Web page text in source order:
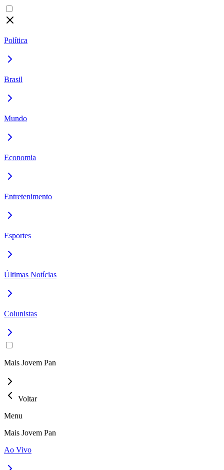
Política
Brasil
Mundo
Economia
Entretenimento
Esportes
Últimas Notícias
Colunistas
Mais Jovem Pan
Voltar
Menu
Mais Jovem Pan
Ao Vivo